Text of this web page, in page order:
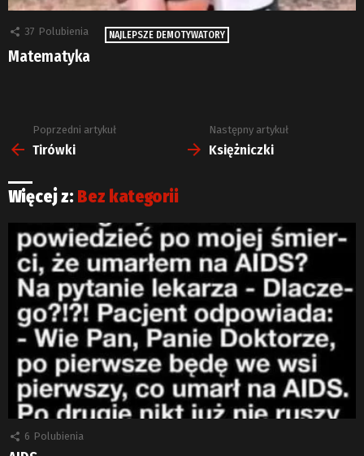
37 Polubienia NAJLEPSZE DEMOTYWATORY
Matematyka
Zobacz
więcej
Poprzedni artykuł
Tirówki
Następny artykuł
Księżniczki
Więcej z: Bez kategorii
6 Polubienia